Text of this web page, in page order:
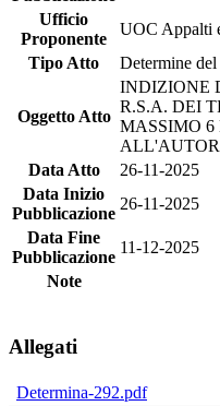
Ufficio
Proponente
UOC Appalti
Tipo Atto
Determine
Oggetto Atto
INDIZIONE
R.S.A. DEI
MASSIMO 6
Data Atto
26-11-2025
Data Inizio
Pubblicazione
26-11-2025
Data Fine
Pubblicazione
11-12-2025
Note
Allegati
Determina-292.pdf